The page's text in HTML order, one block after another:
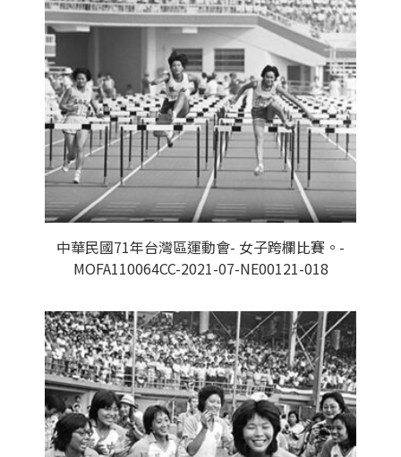
中華民國71年台灣區運動會- 女子跨欄比賽。-
MOFA110064CC-2021-07-NE00121-018